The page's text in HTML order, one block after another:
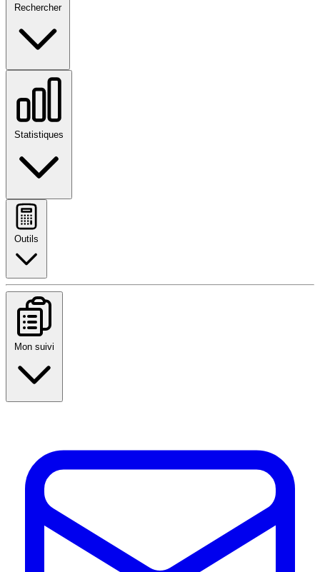
Rechercher
Statistiques
Outils
Mon suivi